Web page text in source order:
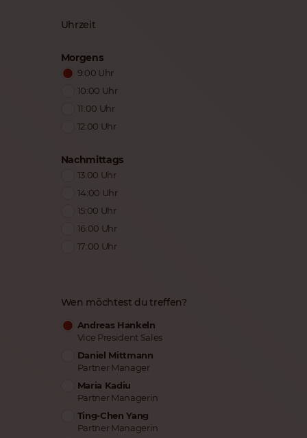
Uhrzeit
Morgens
9:00 Uhr
10:00 Uhr
11:00 Uhr
12:00 Uhr
Nachmittags
13:00 Uhr
14:00 Uhr
15:00 Uhr
16:00 Uhr
17:00 Uhr
Wen möchtest du treffen?
Andreas Hankeln
Vice President Sales
Daniel Mittmann
Partner Manager
Maria Kadiu
Partner Managerin
Ting-Chen Yang
Partner Managerin